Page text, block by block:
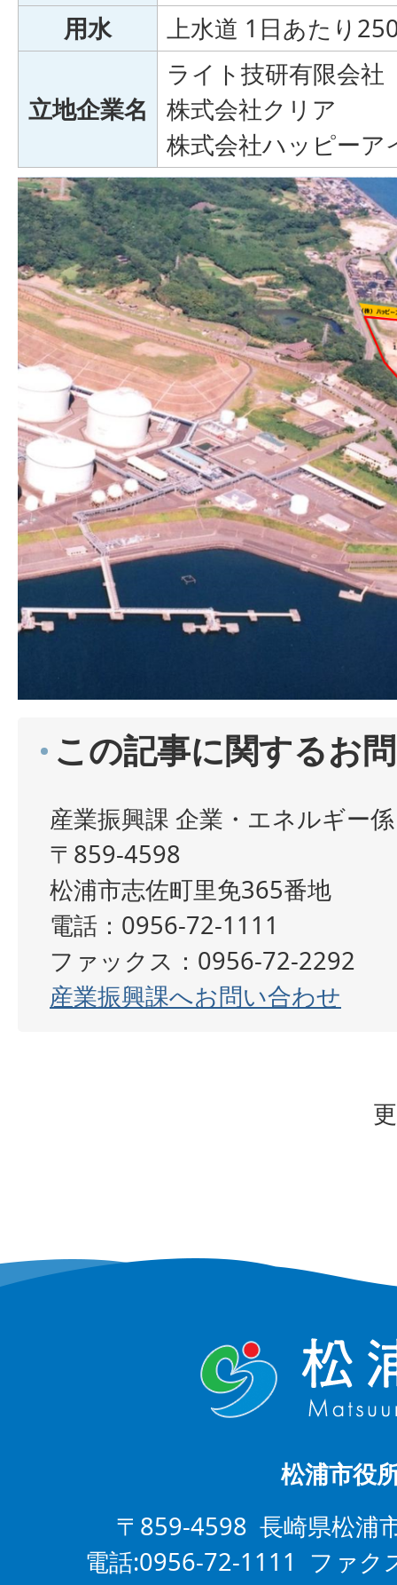
用水
上水道 1日あたり
立地企業名
ライト技研有限会社
株式会社クリア
株式会社ハッピーア
この記事に関するお
産業振興課 企業・エネルギー係
〒859-4598
松浦市志佐町里免365番地
電話：0956-72-1111
ファックス：0956-72-2292
産業振興課へお問い合わせ
松浦市役
〒859-4598 長崎県松浦
電話:0956-72-1111 ファ